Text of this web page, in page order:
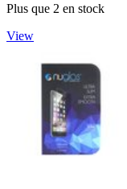
Plus que 2 en stock
View